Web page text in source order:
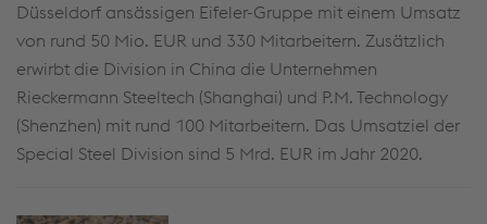
Düsseldorf ansässigen Eifeler-Gruppe mit einem Umsatz
von rund 50 Mio. EUR und 330 Mitarbeitern. Zusätzlich
erwirbt die Division in China die Unternehmen
Rieckermann Steeltech (Shanghai) und P.M. Technology
(Shenzhen) mit rund 100 Mitarbeitern. Das Umsatziel der
Special Steel Division sind 5 Mrd. EUR im Jahr 2020.